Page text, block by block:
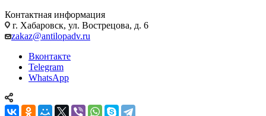
Контактная информация
г. Хабаровск, ул. Вострецова, д. 6
zakaz@antilopadv.ru
Вконтакте
Telegram
WhatsApp